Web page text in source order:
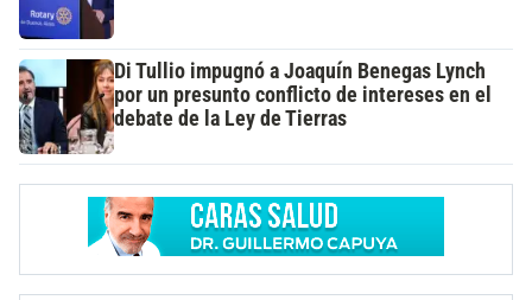
Di Tullio impugnó a Joaquín Benegas Lynch
por un presunto conflicto de intereses en el
debate de la Ley de Tierras